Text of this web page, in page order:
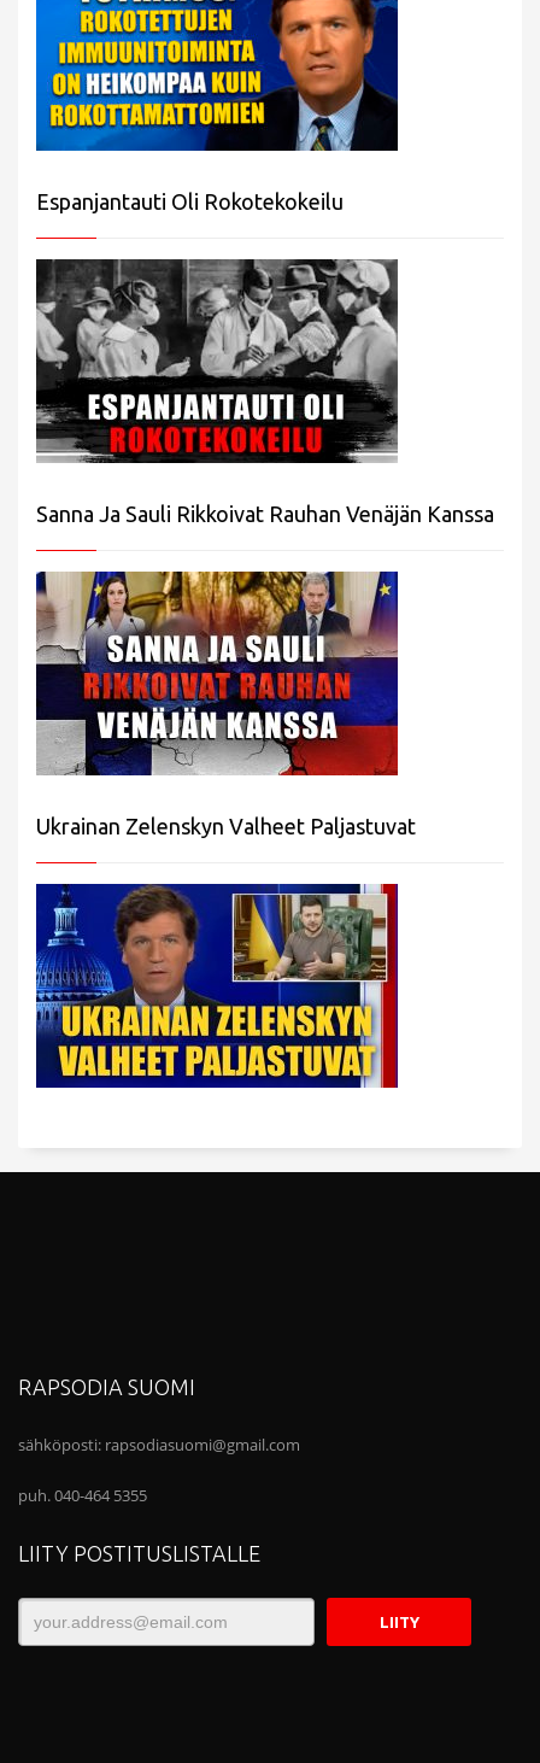
Espanjantauti Oli Rokotekokeilu
Sanna Ja Sauli Rikkoivat Rauhan Venäjän Kanssa
Ukrainan Zelenskyn Valheet Paljastuvat
RAPSODIA SUOMI
sähköposti: rapsodiasuomi@gmail.com
puh. 040-464 5355
LIITY POSTITUSLISTALLE